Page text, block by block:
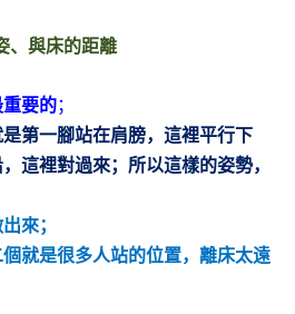
、與床的距離
要的；
第一腳站在肩膀，這裡平行下
這裡對過來；所以這樣的姿勢，
來；
就是很多人站的位置，離床太遠